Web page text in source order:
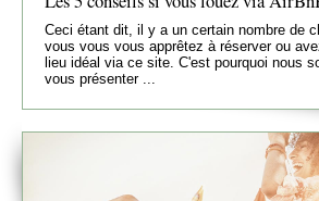
Ceci étant dit, il y a un certain nombre de
vous vous vous apprêtez à réserver ou
lieu idéal via ce site. C'est pourquoi nous
vous présenter ...